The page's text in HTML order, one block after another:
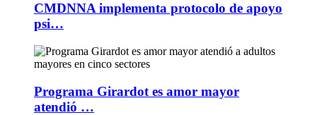
CMDNNA implementa protocolo de apoyo
psi…
Programa Girardot es amor mayor
atendió …